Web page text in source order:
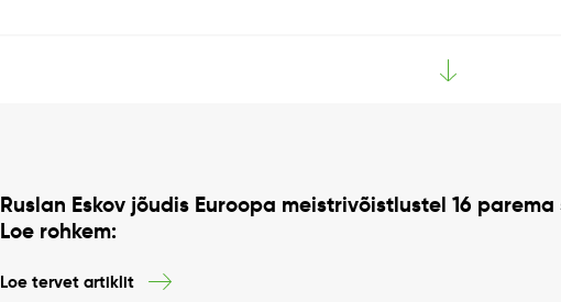
Ruslan Eskov jõudis Euroopa meistrivõistlustel 16 parema
Loe rohkem:
Loe tervet artiklit